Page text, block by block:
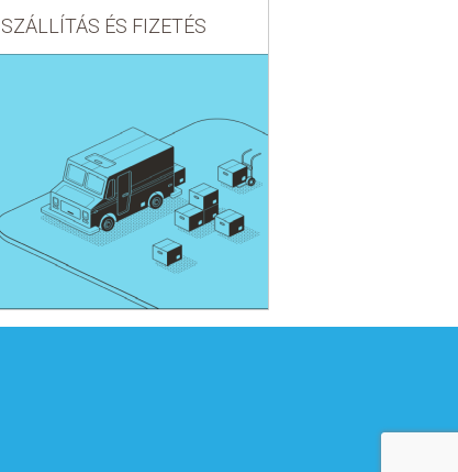
SZÁLLÍTÁS ÉS FIZETÉS